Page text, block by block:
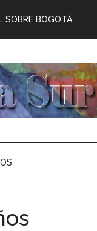
SOBRE BOGOTÁ